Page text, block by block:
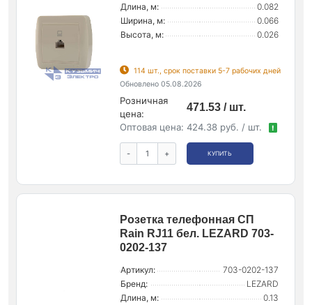
Длина, м:
0.082
Ширина, м:
0.066
Высота, м:
0.026
114 шт., срок поставки 5-7 рабочих дней
Обновлено 05.08.2026
Розничная
цена:
471.53 / шт.
Оптовая цена: 424.38 руб. / шт. !
- + КУПИТЬ
Розетка телефонная СП
Rain RJ11 бел. LEZARD 703-
0202-137
Артикул:
703-0202-137
Бренд:
LEZARD
Длина, м:
0.13